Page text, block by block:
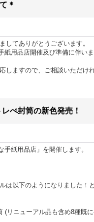
＊
してありがとうございます。
用品店開催及び準備に伴い
しますので、ご相談いただけ
ぺ封筒の新色発売！
紙用品店」を開催します。
は以下のようになりました！
(リニューアル品も含め8種既